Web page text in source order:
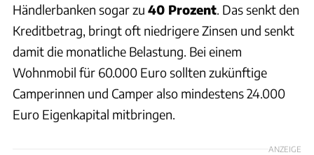
Händlerbanken sogar zu 40 Prozent . Das senkt den
Kreditbetrag, bringt oft niedrigere Zinsen und senkt
damit die monatliche Belastung. Bei einem
Wohnmobil für 60.000 Euro sollten zukünftige
Camperinnen und Camper also mindestens 24.000
Euro Eigenkapital mitbringen.
ANZEIGE